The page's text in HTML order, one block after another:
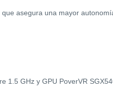
asegura una mayor
1.5 GHz y GPU PoverVR